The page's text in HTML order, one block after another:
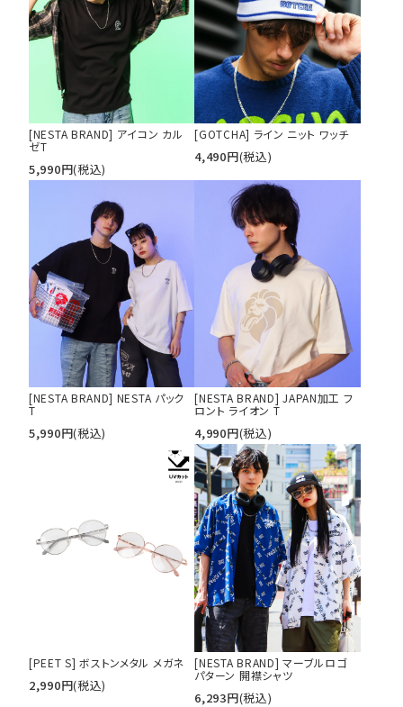
[NESTA BRAND] アイコン カル
ゼT
5,990円(税込)
[GOTCHA] ライン ニット ワッチ
4,490円(税込)
[NESTA BRAND] NESTA パック
T
5,990円(税込)
[NESTA BRAND] JAPAN加工 フ
ロント ライオン T
4,990円(税込)
[PEET S] ボストンメタル メガネ
2,990円(税込)
[NESTA BRAND] マーブルロゴ
パターン 開襟シャツ
6,293円(税込)